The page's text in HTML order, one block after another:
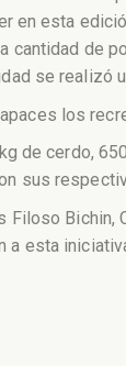
en esta
cantidad de
se realizó
los
de cerdo,
sus
Bichin,
esta